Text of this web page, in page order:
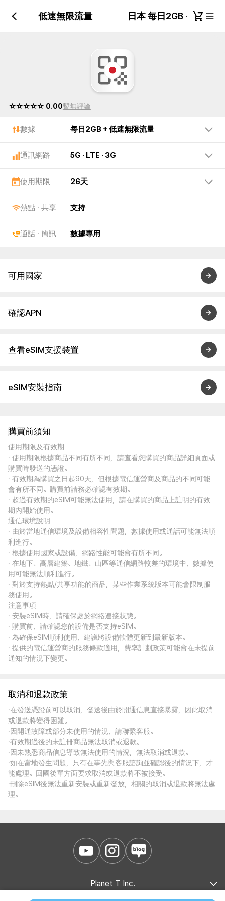
2GB + 低速無限流量 日本 每日2GB + 低速
☆☆☆☆☆ 0.00暫無評論
數據 每日2GB + 低速無限流量
通訊網路 5G · LTE · 3G
使用期限 26天
熱點 · 共享 支持
通話 · 簡訊 數據專用
可用國家
確認APN
查看eSIM支援裝置
eSIM安裝指南
購買前須知
使用期限及有效期
· 使用期限根據商品不同有所不同，請查看您購買的商品詳細頁面或
購買時發送的憑證。
· 有效期為購買之日起90天，但根據電信運營商及商品的不同可能
會有所不同。購買前請務必確認有效期。
· 超過有效期的eSIM可能無法使用，請在購買的商品上註明的有效
期內開始使用。
通信環境說明
· 由於當地通信環境及設備相容性問題，數據使用或通話可能無法順
利進行。
· 根據使用國家或設備，網路性能可能會有所不同。
· 在地下、高層建築、地鐵、山區等通信網路較差的環境中，數據使
用可能無法順利進行。
· 對於支持熱點/共享功能的商品，某些作業系統版本可能會限制服
務使用。
注意事項
· 安裝eSIM時，請確保處於網絡連接狀態。
· 購買前，請確認您的設備是否支持eSIM。
· 為確保eSIM順利使用，建議將設備軟體更新到最新版本。
· 提供的電信運營商的服務條款適用，費率計劃政策可能會在未提前
通知的情況下變更。
取消和退款政策
·在發送憑證前可以取消，發送後由於開通信息直接暴露，因此取消
或退款將變得困難。
·因開通故障或部分未使用的情況，請聯繫客服。
·有效期過後的未註冊商品無法取消或退款。
·因未熟悉商品信息導致無法使用的情況，無法取消或退款。
·如在當地發生問題，只有在事先與客服諮詢並確認後的情況下，才
能處理。回國後單方面要求取消或退款將不被接受。
·刪除eSIM後無法重新安裝或重新發放，相關的取消或退款將無法處
理。
Planet T Inc.